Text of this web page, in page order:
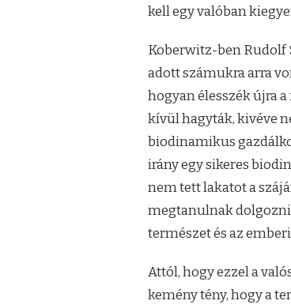
kell egy valóban
Koberwitz-ben Rudolf
adott számukra arra
hogyan élesszék újra
kívül hagyták, kivéve
biodinamikus
irány egy sikeres
nem tett lakatot a
megtanulnak dolgozni
természet és az
Attól, hogy ezzel a
kemény tény, hogy a